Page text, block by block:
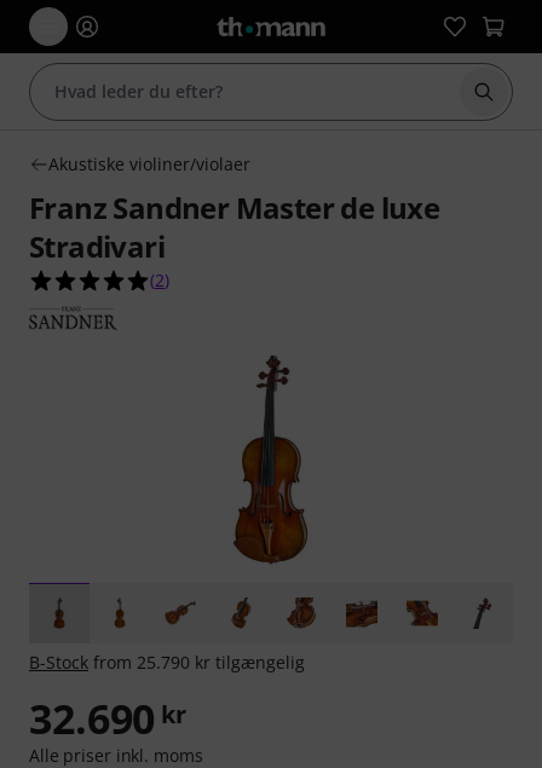
Start
Akustiske violiner/violaer
Franz Sandner Master de luxe
Stradivari
5.0 ud af 5 stjerner fra 2 kundebedømmelser
(2)
B-Stock from 25.790 kr tilgængelig
32.690 kr
Alle priser inkl. moms